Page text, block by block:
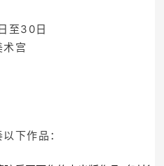
至30日
术宫
下作品：